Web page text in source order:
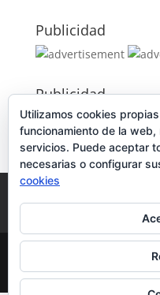
Publicidad
Publicidad
Tienda
©
Utilizamos cookies
funcionamiento de la
servicios. Puede aceptar
necesarias o configurar
cookies